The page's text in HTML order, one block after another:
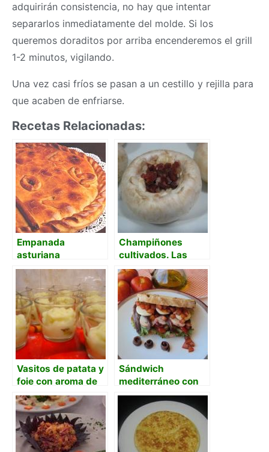
adquirirán consistencia, no hay que intentar
separarlos inmediatamente del molde. Si los
queremos doraditos por arriba encenderemos el grill
1-2 minutos, vigilando.
Una vez casi fríos se pasan a un cestillo y rejilla para
que acaben de enfriarse.
Recetas Relacionadas:
Empanada
asturiana
Champiñones
cultivados. Las
nuevas tecnologías
en la tradición.
Vasitos de patata y
foie con aroma de
trufa
Sándwich
mediterráneo con
pan casero, pulpo y
anchoas